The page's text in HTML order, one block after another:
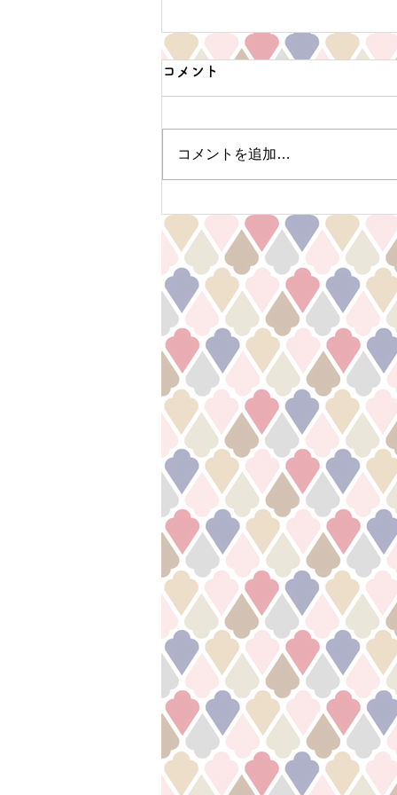
News! 2025年5月ハーブティ
ープレゼントキャンペーンの
コピー
コメント
コメントを追加…